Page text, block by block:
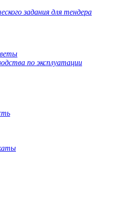
задания для тендера
по эксплуатации